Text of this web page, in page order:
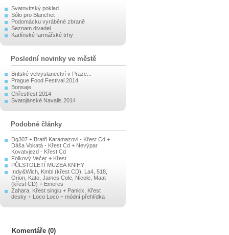
Svatovítský poklad
Sólo pro Blanchet
Podomácku vyráběné zbraně
Seznam divadel
Karlínské farmářské trhy
Poslední novinky ve městě
Britské velvyslanectví v Praze...
Prague Food Festival 2014
Bonsaje
Chřestfest 2014
Svatojánské Navalis 2014
Podobné články
Dg307 + Bratři Karamazovi - Křest Cd +
Dáša Vokatá - Křest Cd + Nevýpar
Kovatvjezd - Křest Cd
Folkový Večer + Křest
PŮLSTOLETÍ MUZEA KNIHY
Indy&Wich, Kmbl (křest CD), La4, 518,
Orion, Kato, James Cole, Nicole, Maat
(křest CD) + Emeres
Zahara, Křest singlu + Pankix, Křest
desky + Loco Loco + módní přehlídka
Komentáře (0)